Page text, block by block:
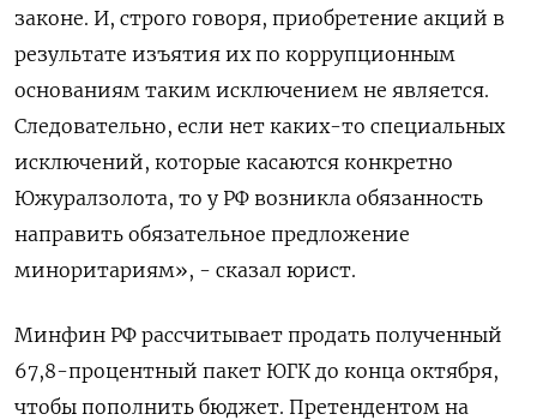
законе. И, строго говоря, приобретение акций в
результате изъятия их по коррупционным
основаниям таким исключением не является.
Следовательно, если нет каких-то специальных
исключений, которые касаются конкретно
Южуралзолота, то у РФ возникла обязанность
направить обязательное предложение
миноритариям», - сказал юрист.
Минфин РФ рассчитывает продать полученный
67,8-процентный пакет ЮГК до конца октября,
чтобы пополнить бюджет. Претендентом на